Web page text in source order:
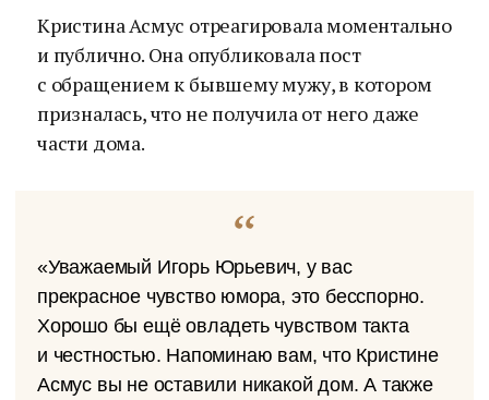
Кристина Асмус отреагировала моментально
и публично. Она опубликовала пост
с обращением к бывшему мужу, в котором
призналась, что не получила от него даже
части дома.
«Уважаемый Игорь Юрьевич, у вас
прекрасное чувство юмора, это бесспорно.
Хорошо бы ещё овладеть чувством такта
и честностью. Напоминаю вам, что Кристине
Асмус вы не оставили никакой дом. А также